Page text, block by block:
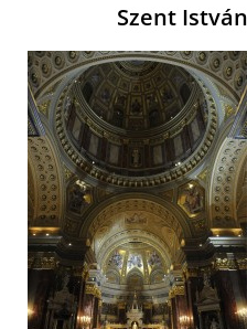
Szent